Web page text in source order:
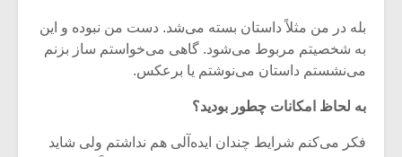
بله در من مثلاً داستان بسته می‌شد. دست من نبوده و این
به شخصیتم مربوط می‌شود. گاهی می‌خواستم ساز بزنم
می‌نشستم داستان می‌نوشتم یا برعکس.
به لحاظ امکانات چطور بودید؟
فکر می‌کنم شرایط چندان ایده‌آلی هم نداشتم ولی شاید